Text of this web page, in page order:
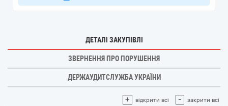
ДЕТАЛІ ЗАКУПІВЛІ
ЗВЕРНЕННЯ ПРО ПОРУШЕННЯ
ДЕРЖАУДИТСЛУЖБА УКРАЇНИ
+ відкрити всі - закрити всі